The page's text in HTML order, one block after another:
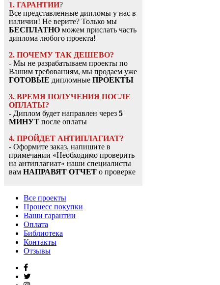
1. ГАРАНТИИ?
Все представленные дипломы у нас в
наличии! Не верите? Только мы
БЕСПЛАТНО можем прислать часть
диплома любого проекта!
2. ПОЧЕМУ ТАК ДЕШЕВО?
- Мы не разрабатываем проекты по
Вашим требованиям, мы продаем уже
ГОТОВЫЕ дипломные ПРОЕКТЫ
3. ВРЕМЯ ПОЛУЧЕНИЯ ПОСЛЕ
ОПЛАТЫ?
- Диплом будет направлен через 5
МИНУТ после оплаты
4. ПРОЙДЕТ АНТИПЛАГИАТ?
- Оформите заказ, напишите в
примечании «Необходимо проверить
на антиплагиат» наши специалисты
вам НАПРАВЯТ ОТЧЕТ о проверке
Все проекты
Процесс покупки
Ваши гарантии
Оплата
Библиотека
Контакты
Отзывы